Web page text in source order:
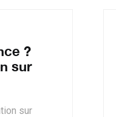
?
sur
sur